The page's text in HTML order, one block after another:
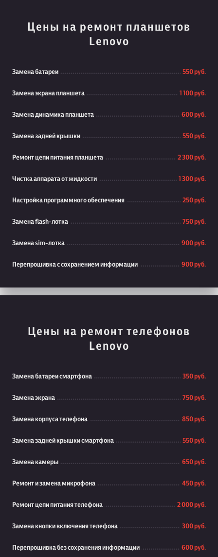
Цены на ремонт планшетов
Lenovo
Замена батареи 550 руб.
Замена экрана планшета 1 100 руб.
Замена динамика планшета 600 руб.
Замена задней крышки 550 руб.
Ремонт цепи питания планшета 2 300 руб.
Чистка аппарата от жидкости 1 300 руб.
Настройка программного обеспечения 250 руб.
Замена flash-лотка 750 руб.
Замена sim-лотка 900 руб.
Перепрошивка с сохранением информации 900 руб.
Цены на ремонт телефонов
Lenovo
Замена батареи смартфона 350 руб.
Замена экрана 750 руб.
Замена корпуса телефона 850 руб.
Замена задней крышки смартфона 550 руб.
Замена камеры 650 руб.
Ремонт и замена микрофона 450 руб.
Ремонт цепи питания телефона 2 000 руб.
Замена кнопки включения телефона 300 руб.
Перепрошивка без сохранения информации 600 руб.